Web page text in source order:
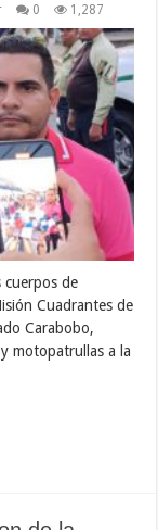
0 1,287
cuerpos de
Cuadrantes de
Carabobo,
motopatrullas a la